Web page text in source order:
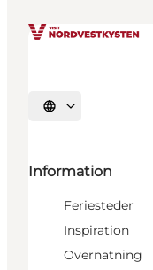
Vælg sprog
Information
Feriesteder
Inspiration
Overnatning